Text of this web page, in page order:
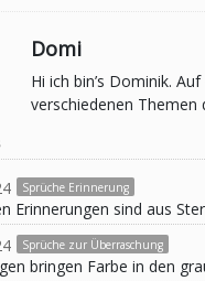
Domi
Hi ich bin’s Dominik.
verschiedenen Themen
Sprüche Erinnerung
Erinnerungen sind aus
Sprüche zur Überraschung
bringen Farbe in den